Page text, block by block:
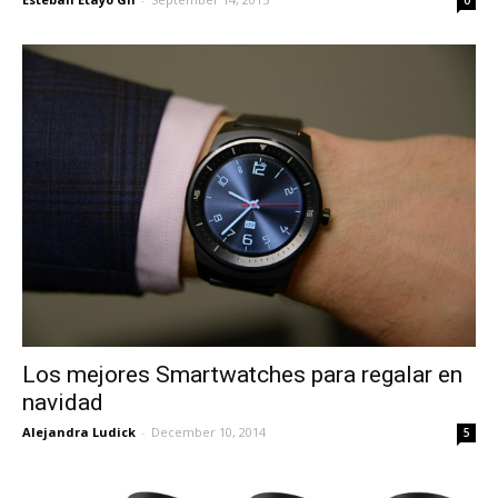
Los mejores Smartwatches para regalar en
navidad
Alejandra Ludick - December 10, 2014 5